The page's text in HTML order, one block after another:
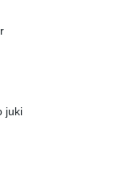
juki